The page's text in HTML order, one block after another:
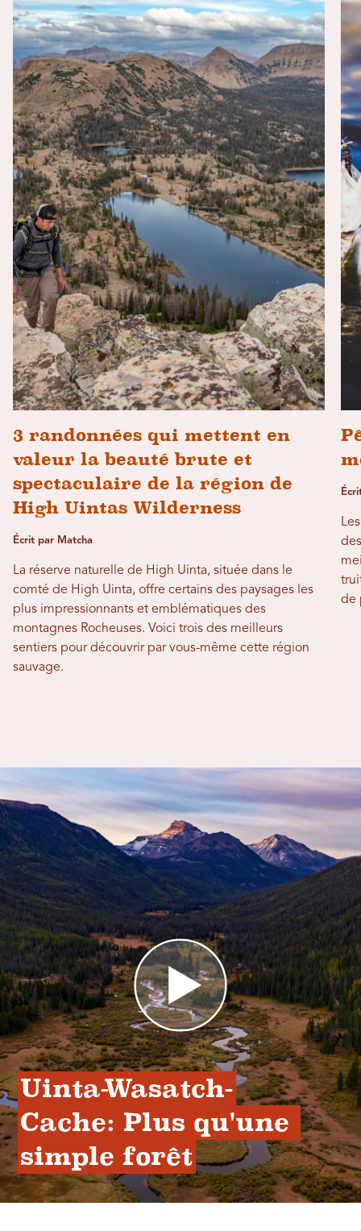
3 randonnées qui mettent en
valeur la beauté brute et
spectaculaire de la région de
High Uintas Wilderness
Écrit par Matcha
La réserve naturelle de High Uinta, située dans le
comté de High Uinta, offre certains des paysages les
plus impressionnants et emblématiques des
montagnes Rocheuses. Voici trois des meilleurs
sentiers pour découvrir par vous-même cette région
sauvage.
de
Uinta-Wasatch-
Cache: Plus qu'une
simple forêt